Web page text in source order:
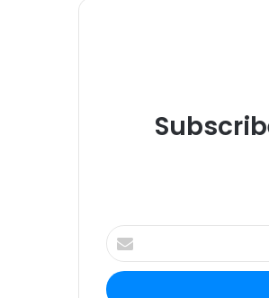
Entrez
votre
adresse
Email